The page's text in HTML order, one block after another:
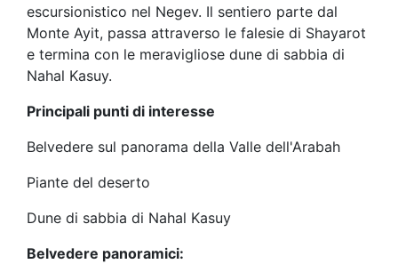
escursionistico nel Negev. Il sentiero parte dal
Monte Ayit, passa attraverso le falesie di Shayarot
e termina con le meravigliose dune di sabbia di
Nahal Kasuy.
Principali punti di interesse
Belvedere sul panorama della Valle dell'Arabah
Piante del deserto
Dune di sabbia di Nahal Kasuy
Belvedere panoramici: